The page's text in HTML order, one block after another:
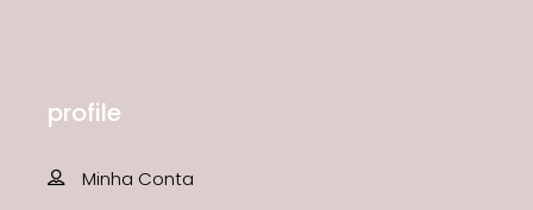
profile
Minha Conta